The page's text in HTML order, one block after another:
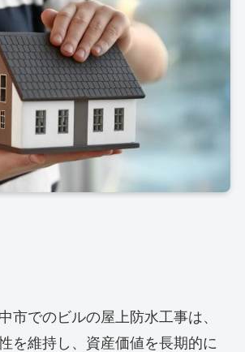
市でのビルの屋上防水工事は、
を維持し、資産価値を長期的に